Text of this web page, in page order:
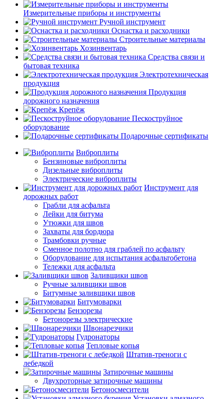
Измерительные приборы и инструменты
Ручной инструмент
Оснастка и расходники
Строительные материалы
Хозинвентарь
Средства связи и
бытовая техника
Электротехническая
продукция
Продукция
дорожного назначения
Крепёж
Пескоструйное
оборудование
Подарочные сертификаты
Виброплиты
Бензиновые виброплиты
Дизельные виброплиты
Электрические виброплиты
Инструмент для
дорожных работ
Грабли для асфальта
Лейки для битума
Утюжки для швов
Захваты для бордюра
Трамбовки ручные
Сменное полотно для граблей по асфальту
Оборудование для испытания асфальтобетона
Тележки для асфальта
Заливщики швов
Ручные заливщики швов
Битумные заливщики швов
Битумоварки
Бензорезы
Бетонорезы электрические
Швонарезчики
Гудронаторы
Тепловые копья
Штатив-треноги с
лебедкой
Затирочные машины
Двухроторные затирочные машины
Бетоносмесители